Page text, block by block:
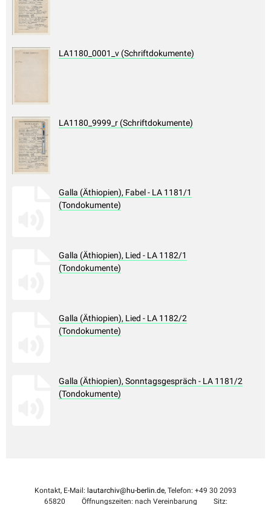
LA1180_0001_v (Schriftdokumente)
LA1180_9999_r (Schriftdokumente)
Galla (Äthiopien), Fabel - LA 1181/1
(Tondokumente)
Galla (Äthiopien), Lied - LA 1182/1
(Tondokumente)
Galla (Äthiopien), Lied - LA 1182/2
(Tondokumente)
Galla (Äthiopien), Sonntagsgespräch - LA 1181/2
(Tondokumente)
Kontakt, E-Mail: lautarchiv@hu-berlin.de, Telefon: +49 30 2093
65820
Öffnungszeiten: nach Vereinbarung Sitz: